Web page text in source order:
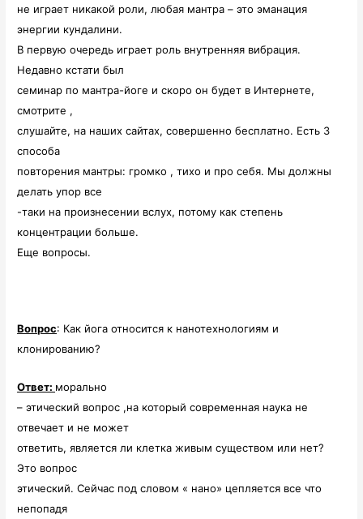
не играет никакой роли, любая мантра – это эманация
энергии кундалини.
В первую очередь играет роль внутренняя вибрация.
Недавно кстати был
семинар по мантра-йоге и скоро он будет в Интернете,
смотрите ,
слушайте, на наших сайтах, совершенно бесплатно. Есть 3
способа
повторения мантры: громко , тихо и про себя. Мы должны
делать упор все
-таки на произнесении вслух, потому как степень
концентрации больше.
Еще вопросы.
Вопрос: Как йога относится к нанотехнологиям и
клонированию?
Ответ: морально
– этический вопрос ,на который современная наука не
отвечает и не может
ответить, является ли клетка живым существом или нет?
Это вопрос
этический. Сейчас под словом « нано» цепляется все что
непопадя